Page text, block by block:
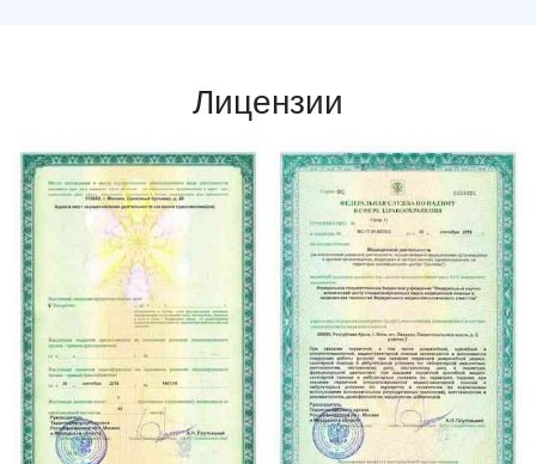
Лицензии